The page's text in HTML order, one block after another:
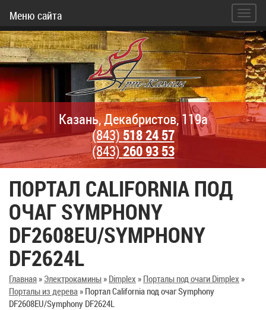
Меню сайта
Казань, Декабристов, 119а
(843)518 24 57
(843)260 93 53
ПОРТАЛ CALIFORNIA ПОД
ОЧАГ SYMPHONY
DF2608EU/SYMPHONY
DF2624L
Главная» Электрокамины» Dimplex » Порталы под очаги Dimplex »
Порталы из дерева» Портал California под очаг Symphony
DF2608EU/Symphony DF2624L